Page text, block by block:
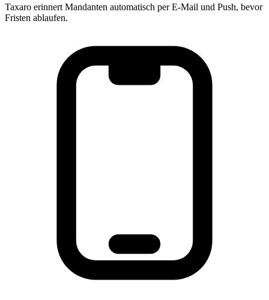
Taxaro erinnert Mandanten automatisch per E-Mail und Push, bevor
Fristen ablaufen.